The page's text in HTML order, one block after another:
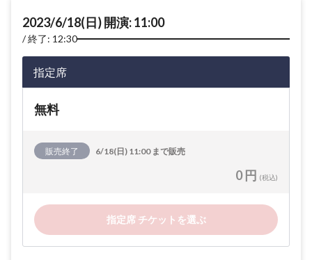
2023/6/18(日) 開演: 11:00
終了: 12:30
指定席
無料
販売終了 6/18(日) 11:00 まで販売
0 円 (税込)
指定席 チケットを選ぶ